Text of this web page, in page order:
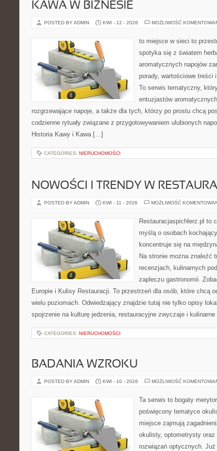
KAWA W BIZNESIE
POSTED BY ADMIN KWI - 12 - 2026 MOŻLIWOŚĆ
to miejsce w sieci to
spotyka się z światem
aromatycznych napojów
porady, wartościowe treści
To serwis tematyczny,
entuzjastów
rozgrzewające napoje, a także dla tych, którzy po prostu chcą
codzienne rytuały związane z przygotowywaniem ulubionych
Historia Kawy i Kawa […]
CATEGORIES: NIERUCHOMOŚCI
NOWOŚCI I TRENDY W
POSTED BY ADMIN KWI - 11 - 2026 MOŻLIWOŚĆ
Restauracjaspichlerz.pl to
myślą o osobach
koncentruje się na
Na stronie można znaleźć
recenzjach, kulinarnych
zapleczu gastronomii.
Europie i Kulisy Restauracji. To przestrzeń dla osób, które chcą
wielu poziomach. Odwiedzający znajdzie tutaj nie tylko opisy
spojrzenie na kulturę jedzenia, restauracyjne zwyczaje i
CATEGORIES: NIERUCHOMOŚCI
BADANIA WZROKU
POSTED BY ADMIN KWI - 10 - 2026 MOŻLIWOŚĆ
Ta serwis to bogaty
poświęcony tematyce
miejsce zajmują
okulisty, optometrysty oraz
rozwiązań optycznych.